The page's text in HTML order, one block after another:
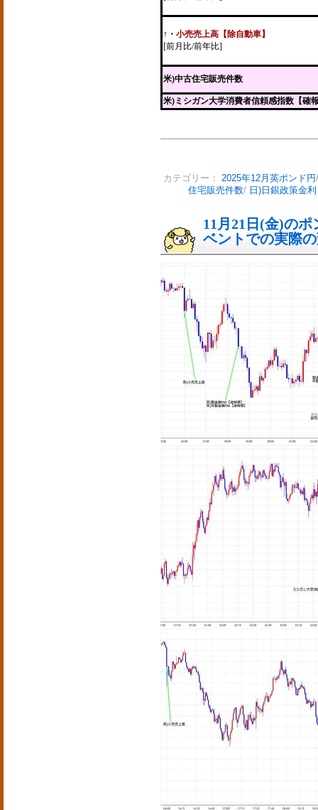
↑ ・ 小売売上高【除自動車】
[前月比/前年比]
米)中古住宅販売件数
米)ミシガン大学消費者信頼感指数【確
カテゴリー： 2025年12月英ポンド円
住宅販売件数/ 日)日銀政策金
11月21日(金)の
ベントでの実際